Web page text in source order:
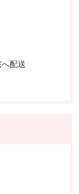
配送